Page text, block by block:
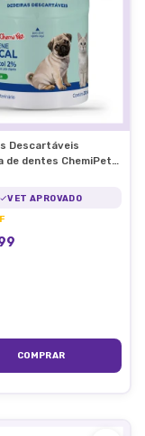
Descartáveis
de dentes ChemiPet
VET APROVADO